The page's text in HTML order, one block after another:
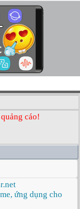
cáo!
ứng dụng cho